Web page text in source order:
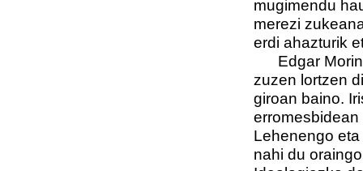
mugimendu
merezi
erdi ahazturik
Edgar Morin-
zuzen lortzen
giroan baino.
Lehenengo
nahi du